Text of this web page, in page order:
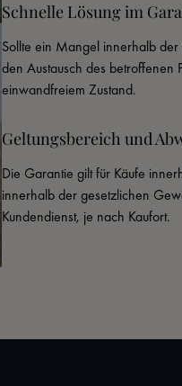
Schnelle Lösung im
Sollte ein Mangel innerhalb
den Austausch des betroffenen
einwandfreiem Zustand.
Geltungsbereich und
Die Garantie gilt für Käufe
innerhalb der gesetzlichen
Kundendienst, je nach Kaufort.